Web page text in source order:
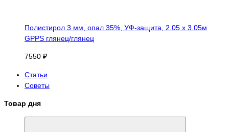
Полистирол 3 мм, опал 35%, УФ-защита, 2.05 х 3.05м
GPPS глянец/глянец
7550 ₽
Статьи
Советы
Товар дня